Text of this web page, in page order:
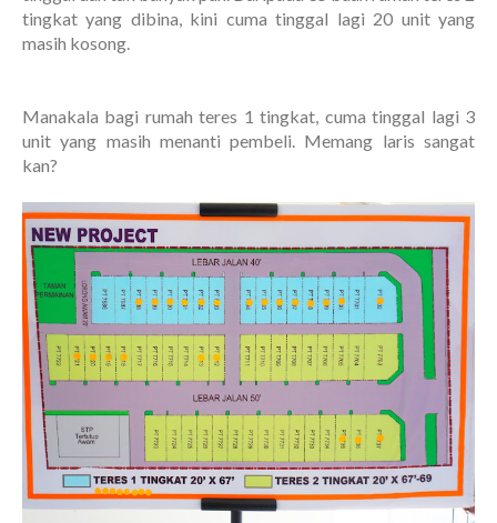
tingkat yang dibina, kini cuma tinggal lagi 20 unit yang
masih kosong.
Manakala bagi rumah teres 1 tingkat, cuma tinggal lagi 3
unit yang masih menanti pembeli. Memang laris sangat
kan?